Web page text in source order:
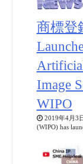
商標登
Image
WIPO
2019年4月3
(WIPO) has